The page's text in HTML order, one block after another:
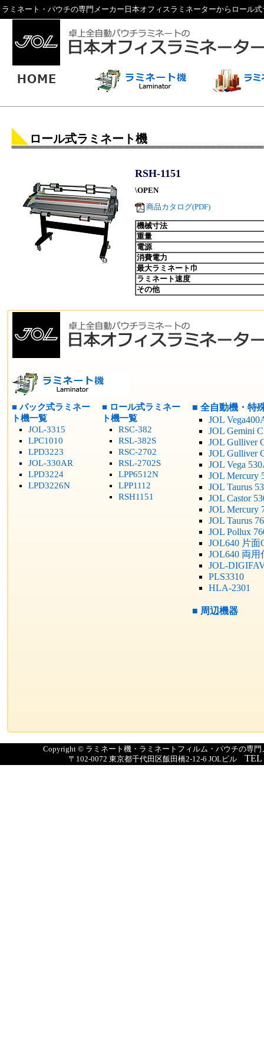
ラミネート・パウチの専門メーカー日本オフィスラミネーターからロール
ロール式ラミネート機
RSH-1151
\OPEN
商品カタログ(PDF)
機械寸法
重量
電源
消費電力
最大ラミネート巾
ラミネート速度
その他
■ パック式ラミネー
ト機一覧
JOL-3315
LPC1010
LPD3223
JOL-330AR
LPD3224
LPD3226N
■ ロール式ラミネー
ト機一覧
RSC-382
RSL-382S
RSC-2702
RSL-2702S
LPP6512N
LPP1112
RSH1151
■ 全自動機・特
JOL
JOL Gemini
JOL Gulliver
JOL Gulliver
JOL Vega
JOL Mercury
JOL Taurus
JOL Castor
JOL Mercury
JOL Taurus
JOL Pollux
JOL640 片面
JOL640 両用
JOL-
PLS3310
HLA-2301
■ 周辺機器
Copyright © ラミネート機・ラミネートフィルム・パウチの専
〒102-0072 東京都千代田区飯田橋2-12-6 JOLビル TEL